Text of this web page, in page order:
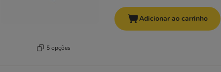
5 opções
Adicionar ao carrinho